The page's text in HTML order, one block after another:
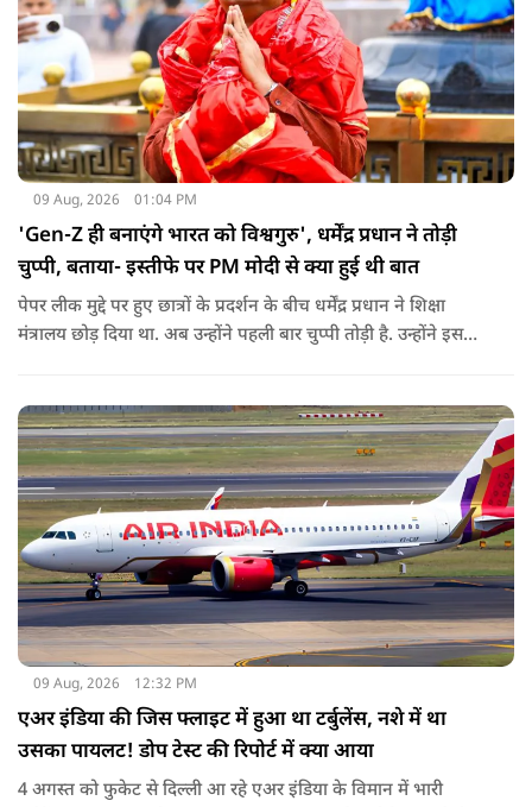
09 Aug, 2026 01:04 PM
'Gen-Z ही बनाएंगे भारत को विश्वगुरु', धर्मेंद्र प्रधान ने तोड़ी
चुप्पी, बताया- इस्तीफे पर PM मोदी से क्या हुई थी बात
पेपर लीक मुद्दे पर हुए छात्रों के प्रदर्शन के बीच धर्मेंद्र प्रधान ने शिक्षा
मंत्रालय छोड़ दिया था. अब उन्होंने पहली बार चुप्पी तोड़ी है. उन्होंने इस
09 Aug, 2026 12:32 PM
एअर इंडिया की जिस फ्लाइट में हुआ था टर्बुलेंस, नशे में था
उसका पायलट! डोप टेस्ट की रिपोर्ट में क्या आया
4 अगस्त को फुकेट से दिल्ली आ रहे एअर इंडिया के विमान में भारी